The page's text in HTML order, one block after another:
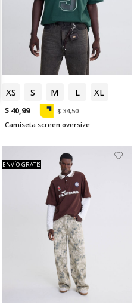
XS S M L XL
$ 40,99
$ 34,50
Camiseta screen oversize
ENVÍO GRATIS